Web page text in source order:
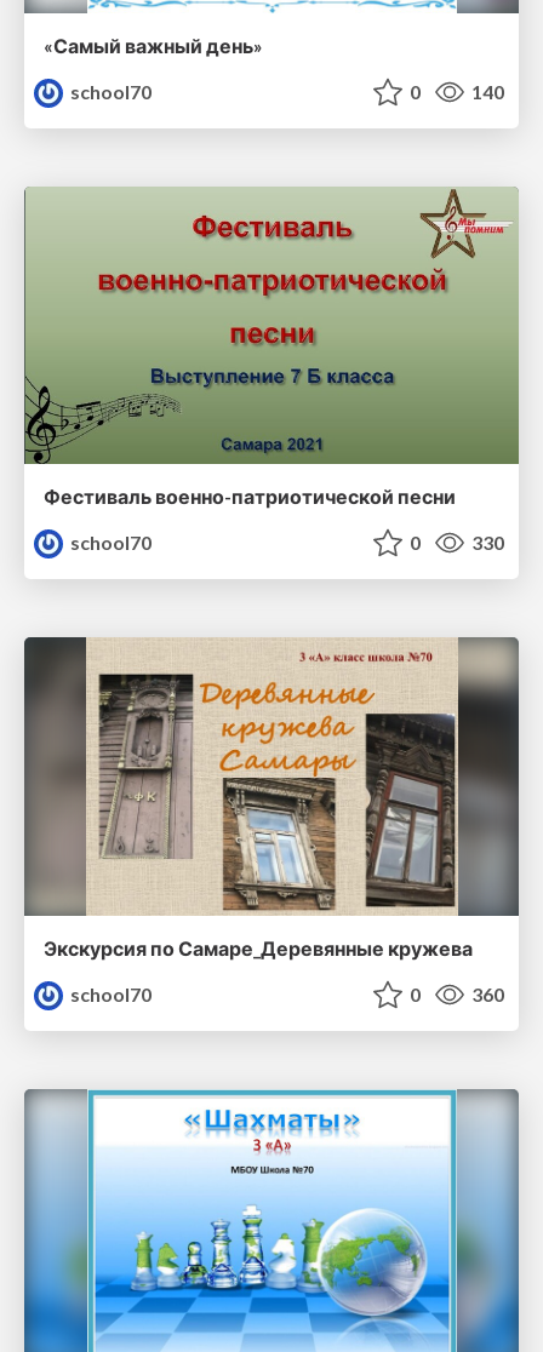
«Самый важный день»
school70
0 140
Фестиваль военно-патриотической песни
school70
0 330
Экскурсия по Самаре_Деревянные кружева
school70
0 360